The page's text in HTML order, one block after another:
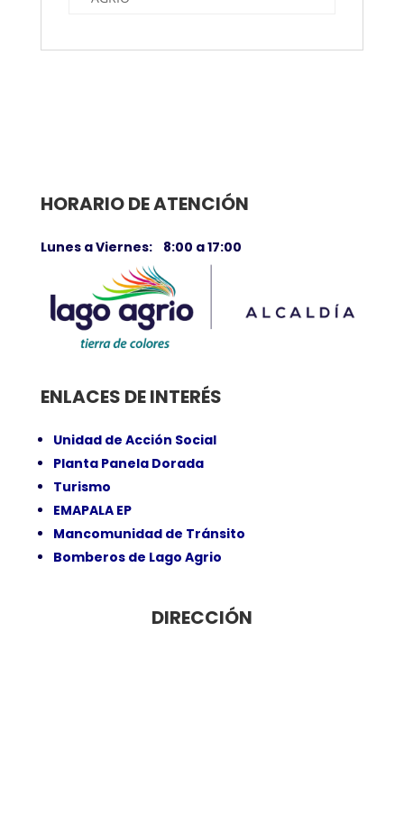
HORARIO DE ATENCIÓN
Lunes a Viernes: 8:00 a 17:00
ENLACES DE INTERÉS
Unidad de Acción Social
Planta Panela Dorada
Turismo
EMAPALA EP
Mancomunidad de Tránsito
Bomberos de Lago Agrio
DIRECCIÓN